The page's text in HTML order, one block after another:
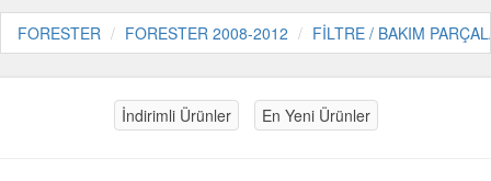
FORESTER FORESTER 2008-2012 FİLTRE / BAKIM
İndirimli Ürünler En Yeni Ürünler